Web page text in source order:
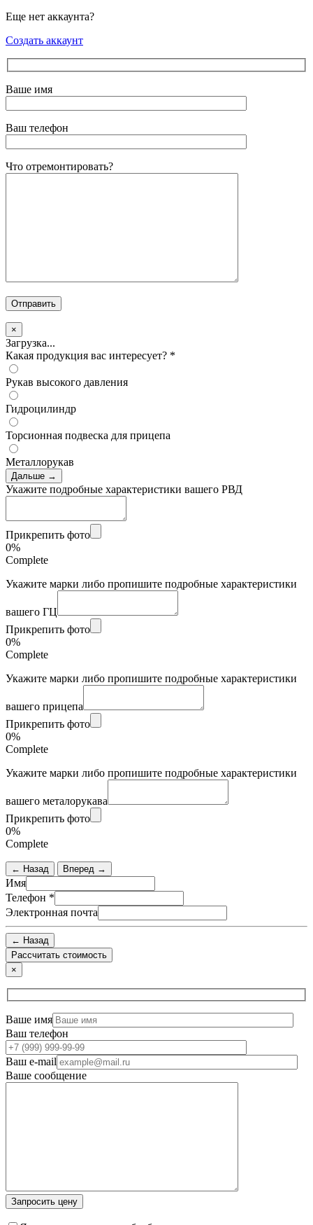
Еще нет аккаунта?
Создать аккаунт
Ваше имя
Ваш телефон
Что отремонтировать?
×
Загрузка...
Какая продукция вас интересует? *
Рукав высокого давления
Гидроцилиндр
Торсионная подвеска для прицепа
Металлорукав
Дальше →
Укажите подробные характеристики вашего РВД
Прикрепить фото
0%
Complete
Укажите марки либо пропишите подробные характеристики
вашего ГЦ
Прикрепить фото
0%
Complete
Укажите марки либо пропишите подробные характеристики
вашего прицепа
Прикрепить фото
0%
Complete
Укажите марки либо пропишите подробные характеристики
вашего металорукава
Прикрепить фото
0%
Complete
← Назад Вперед →
Имя
Телефон *
Электронная почта
← Назад
×
Ваше имя
Ваш телефон
Ваш e-mail
Ваше сообщение